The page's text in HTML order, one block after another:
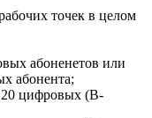
точек в целом
абоненетов или
абонента;
20 цифровых (B-